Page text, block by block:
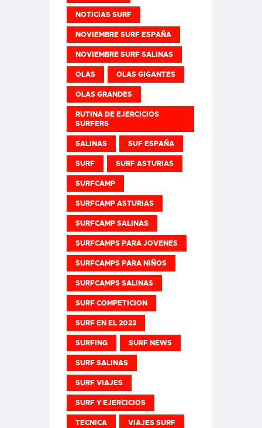
NOTICIAS SURF
NOVIEMBRE SURF ESPAÑA
NOVIEMBRE SURF SALINAS
OLAS OLAS GIGANTES
OLAS GRANDES
RUTINA DE EJERCICIOS
SURFERS
SALINAS SUF ESPAÑA
SURF SURF ASTURIAS
SURFCAMP
SURFCAMP ASTURIAS
SURFCAMP SALINAS
SURFCAMPS PARA JOVENES
SURFCAMPS PARA NIÑOS
SURFCAMPS SALINAS
SURF COMPETICION
SURF EN EL 2023
SURFING SURF NEWS
SURF SALINAS
SURF VIAJES
SURF Y EJERCICIOS
TECNICA VIAJES SURF